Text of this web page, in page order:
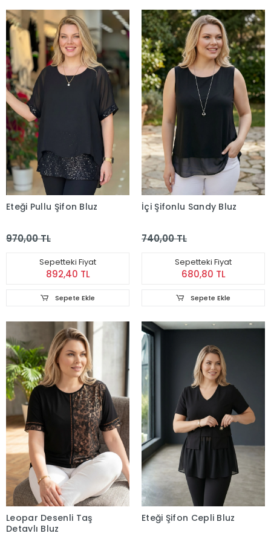
Eteği Pullu Şifon Bluz
970,00 TL
Sepetteki Fiyat
892,40 TL
Sepete Ekle
İçi Şifonlu Sandy Bluz
740,00 TL
Sepetteki Fiyat
680,80 TL
Sepete Ekle
Leopar Desenli Taş
Detaylı Bluz
Eteği Şifon Cepli Bluz